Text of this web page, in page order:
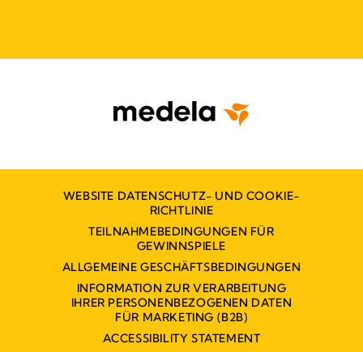
WEBSITE DATENSCHUTZ- UND COOKIE-
RICHTLINIE
TEILNAHMEBEDINGUNGEN FÜR
GEWINNSPIELE
ALLGEMEINE GESCHÄFTSBEDINGUNGEN
INFORMATION ZUR VERARBEITUNG
IHRER PERSONENBEZOGENEN DATEN
FÜR MARKETING (B2B)
ACCESSIBILITY STATEMENT